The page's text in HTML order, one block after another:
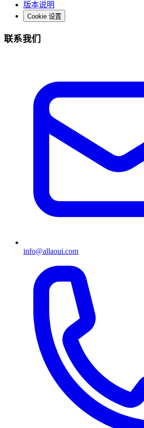
版本说明
Cookie 设置
联系我们
info@allaoui.com